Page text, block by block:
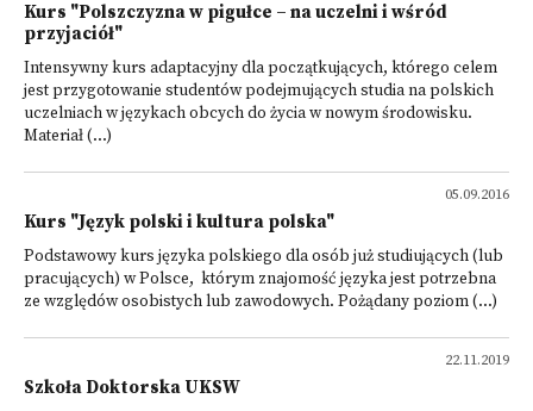
Kurs "Polszczyzna w pigułce – na uczelni i wśród
przyjaciół"
Intensywny kurs adaptacyjny dla początkujących, którego celem
jest przygotowanie studentów podejmujących studia na polskich
uczelniach w językach obcych do życia w nowym środowisku.
Materiał (...)
05.09.2016
Kurs "Język polski i kultura polska"
Podstawowy kurs języka polskiego dla osób już studiujących (lub
pracujących) w Polsce, którym znajomość języka jest potrzebna
ze względów osobistych lub zawodowych. Pożądany poziom (...)
22.11.2019
Szkoła Doktorska UKSW